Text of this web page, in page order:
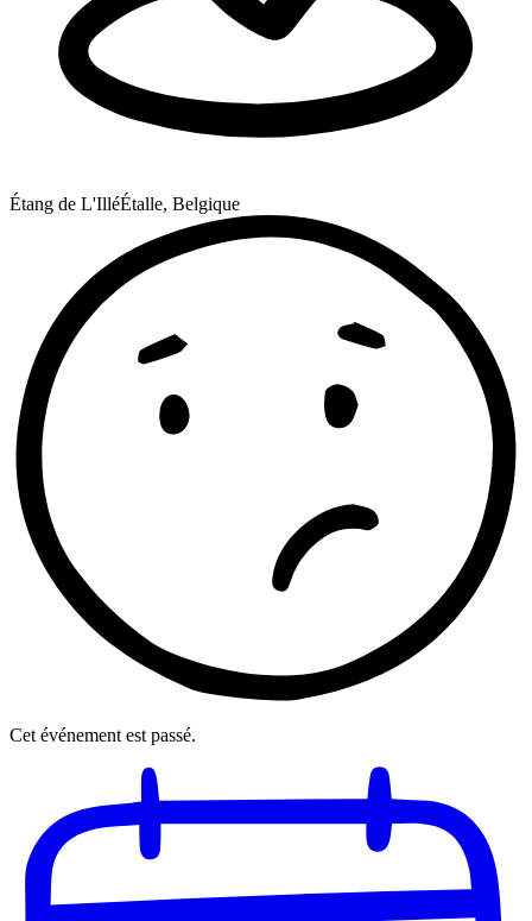
Étang de L'IlléÉtalle, Belgique
Cet événement est passé.